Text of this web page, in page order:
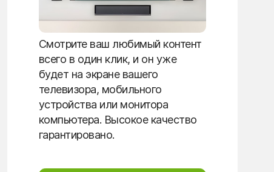
Смотрите ваш любимый контент
всего в один клик, и он уже
будет на экране вашего
телевизора, мобильного
устройства или монитора
компьютера. Высокое качество
гарантировано.